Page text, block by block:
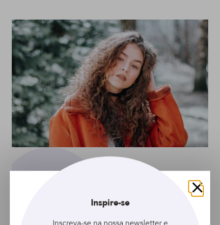
Fechar
Inspire-se